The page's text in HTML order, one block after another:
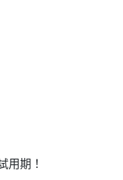
用期！